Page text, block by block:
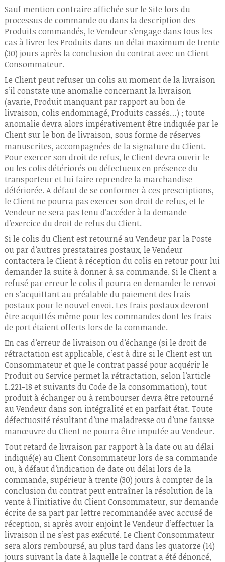
Sauf mention contraire affichée sur le Site lors du
processus de commande ou dans la description des
Produits commandés, le Vendeur s’engage dans tous les
cas à livrer les Produits dans un délai maximum de trente
(30) jours après la conclusion du contrat avec un Client
Consommateur.
Le Client peut refuser un colis au moment de la livraison
s’il constate une anomalie concernant la livraison
(avarie, Produit manquant par rapport au bon de
livraison, colis endommagé, Produits cassés…) ; toute
anomalie devra alors impérativement être indiquée par le
Client sur le bon de livraison, sous forme de réserves
manuscrites, accompagnées de la signature du Client.
Pour exercer son droit de refus, le Client devra ouvrir le
ou les colis détériorés ou défectueux en présence du
transporteur et lui faire reprendre la marchandise
détériorée. A défaut de se conformer à ces prescriptions,
le Client ne pourra pas exercer son droit de refus, et le
Vendeur ne sera pas tenu d’accéder à la demande
d’exercice du droit de refus du Client.
Si le colis du Client est retourné au Vendeur par la Poste
ou par d’autres prestataires postaux, le Vendeur
contactera le Client à réception du colis en retour pour lui
demander la suite à donner à sa commande. Si le Client a
refusé par erreur le colis il pourra en demander le renvoi
en s’acquittant au préalable du paiement des frais
postaux pour le nouvel envoi. Les frais postaux devront
être acquittés même pour les commandes dont les frais
de port étaient offerts lors de la commande.
En cas d’erreur de livraison ou d’échange (si le droit de
rétractation est applicable, c’est à dire si le Client est un
Consommateur et que le contrat passé pour acquérir le
Produit ou Service permet la rétractation, selon l’article
L.221-18 et suivants du Code de la consommation), tout
produit à échanger ou à rembourser devra être retourné
au Vendeur dans son intégralité et en parfait état. Toute
défectuosité résultant d’une maladresse ou d’une fausse
manœuvre du Client ne pourra être imputée au Vendeur.
Tout retard de livraison par rapport à la date ou au délai
indiqué(e) au Client Consommateur lors de sa commande
ou, à défaut d’indication de date ou délai lors de la
commande, supérieur à trente (30) jours à compter de la
conclusion du contrat peut entraîner la résolution de la
vente à l’initiative du Client Consommateur, sur demande
écrite de sa part par lettre recommandée avec accusé de
réception, si après avoir enjoint le Vendeur d’effectuer la
livraison il ne s’est pas exécuté. Le Client Consommateur
sera alors remboursé, au plus tard dans les quatorze (14)
jours suivant la date à laquelle le contrat a été dénoncé,